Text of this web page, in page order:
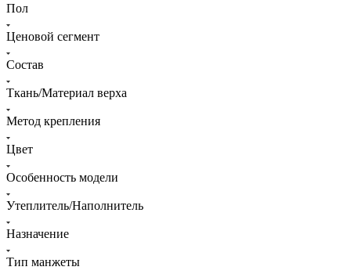
Пол
Ценовой сегмент
Состав
Ткань/Материал верха
Метод крепления
Цвет
Особенность модели
Утеплитель/Наполнитель
Назначение
Тип манжеты